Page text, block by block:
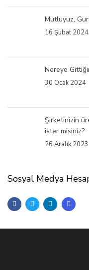
Mutluyuz,
16 Şubat 2024
Nereye
30 Ocak 2024
Şirketinizin
ister misiniz?
26 Aralık 2023
Sosyal Medya